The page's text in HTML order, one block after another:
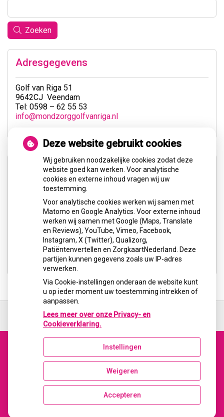
Zoeken
Adresgegevens
Golf van Riga 51
9642CJ Veendam
Tel: 0598 – 62 55 53
info@mondzorggolfvanriga.nl
U heeft geen toestemming gegeven voor
externe inhoud die nodig is om dit te
zien.
Cookie-instellingen wijzigen
de
Uw Zorg Online|Beheer
Bezoek
facebook
pagina
Cookie-instellingen
Deze website gebruikt cookies
Wij gebruiken noodzakelijke cookies zodat deze
website goed kan werken. Voor analytische
cookies en externe inhoud vragen wij uw
toestemming.
Voor analytische cookies werken wij samen met
Matomo en Google Analytics. Voor externe inhoud
werken wij samen met Google (Maps, Translate
en Reviews), YouTube, Vimeo, Facebook,
Instagram, X (Twitter), Qualizorg,
Patiëntenvertellen en ZorgkaartNederland. Deze
partijen kunnen gegevens zoals uw IP-adres
verwerken.
Via Cookie-instellingen onderaan de website kunt
u op ieder moment uw toestemming intrekken of
aanpassen.
Lees meer over onze Privacy- en
Cookieverklaring.
Instellingen
Weigeren
Accepteren